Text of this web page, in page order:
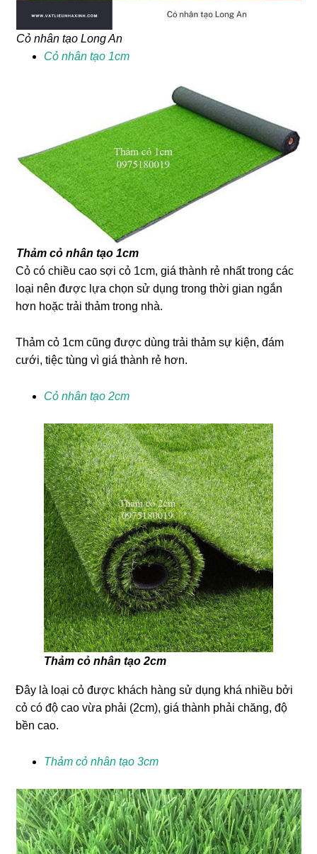
Cỏ nhân tạo Long An
Cỏ nhân tạo 1cm
Thảm cỏ nhân tạo 1cm
Cỏ có chiều cao sợi cỏ 1cm, giá thành rẻ nhất trong các
loại nên được lựa chọn sử dụng trong thời gian ngắn
hơn hoặc trải thảm trong nhà.
Thảm cỏ 1cm cũng được dùng trải thảm sự kiện, đám
cưới, tiệc tùng vì giá thành rẻ hơn.
Cỏ nhân tạo 2cm
Thảm cỏ nhân tạo 2cm
Đây là loại cỏ được khách hàng sử dụng khá nhiều bởi
cỏ có độ cao vừa phải (2cm), giá thành phải chăng, độ
bền cao.
Thảm cỏ nhân tạo 3cm